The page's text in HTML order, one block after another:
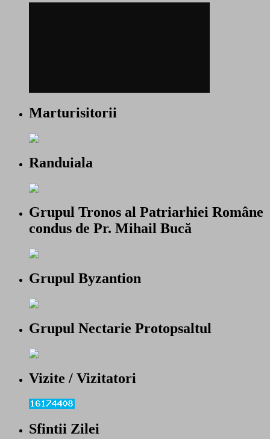
Marturisitorii
Randuiala
Grupul Tronos al Patriarhiei Române
condus de Pr. Mihail Bucă
Grupul Byzantion
Grupul Nectarie Protopsaltul
Vizite / Vizitatori
Sfintii Zilei